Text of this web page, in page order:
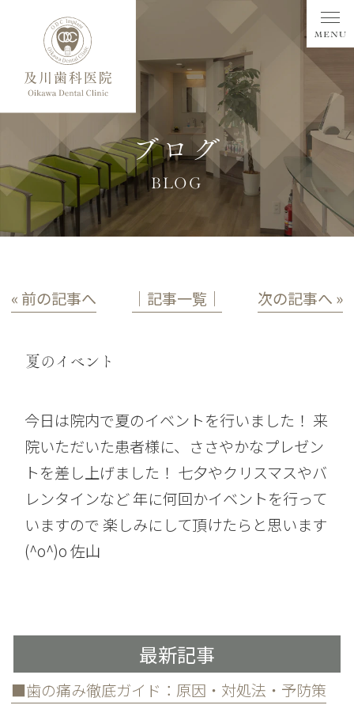
ブログ
BLOG
« 前の記事へ │記事一覧│ 次の記事へ »
夏のイベント
今日は院内で夏のイベントを行いました！ 来
院いただいた患者様に、ささやかなプレゼン
トを差し上げました！ 七夕やクリスマスやバ
レンタインなど 年に何回かイベントを行って
いますので 楽しみにして頂けたらと思います
(^o^)o 佐山
最新記事
■歯の痛み徹底ガイド：原因・対処法・予防策